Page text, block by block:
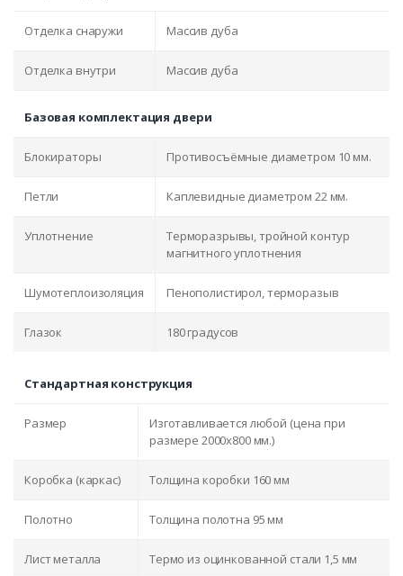
Отделка снаружи Массив дуба
Отделка внутри Массив дуба
Базовая комплектация двери
Блокираторы Противосъёмные диаметром 10 мм.
Петли Каплевидные диаметром 22 мм.
Уплотнение
Терморазрывы, тройной контур
магнитного уплотнения
Шумотеплоизоляция Пенополистирол, терморазыв
Глазок 180 градусов
Стандартная конструкция
Размер
Изготавливается любой (цена при
размере 2000x800 мм.)
Коробка (каркас) Толщина коробки 160 мм
Полотно Толщина полотна 95 мм
Лист металла Термо из оцинкованной стали 1,5 мм